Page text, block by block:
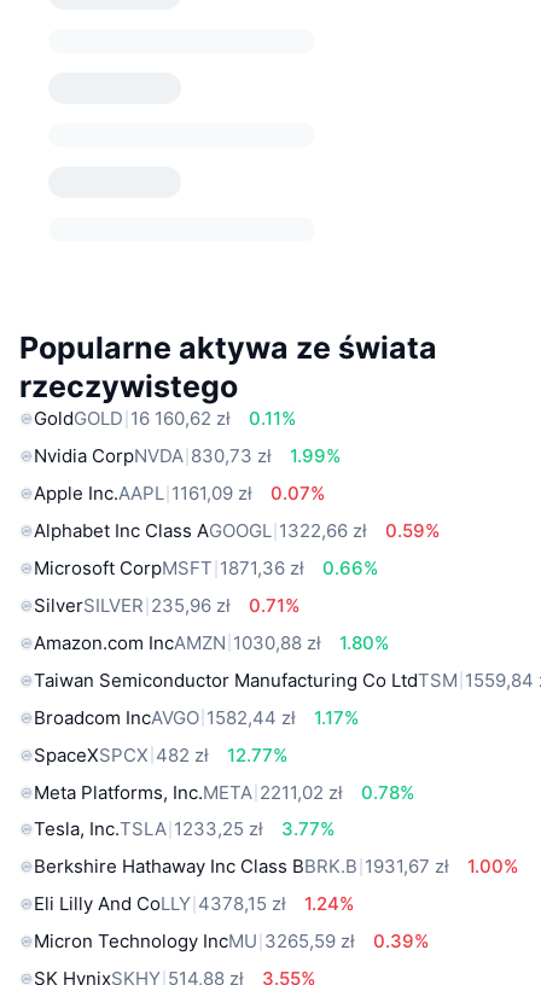
Popularne aktywa ze świata
rzeczywistego
GoldGOLD 16 160,62 zł
0.11%
Nvidia CorpNVDA 830,73 zł
1.99%
Apple Inc.AAPL 1161,09 zł
0.07%
Alphabet Inc Class AGOOGL 1322,66 zł
0.59%
Microsoft CorpMSFT 1871,36 zł
0.66%
SilverSILVER 235,96 zł
0.71%
Amazon.com IncAMZN 1030,88 zł
1.80%
Taiwan Semiconductor Manufacturing Co LtdTSM 1559,84
Broadcom IncAVGO 1582,44 zł
1.17%
SpaceXSPCX 482 zł
12.77%
Meta Platforms, Inc.META 2211,02 zł
0.78%
Tesla, Inc.TSLA 1233,25 zł
3.77%
Berkshire Hathaway Inc Class BBRK.B 1931,67 zł
1.00%
Eli Lilly And CoLLY 4378,15 zł
1.24%
Micron Technology IncMU 3265,59 zł
0.39%
SK HynixSKHY 514,88 zł
3.55%